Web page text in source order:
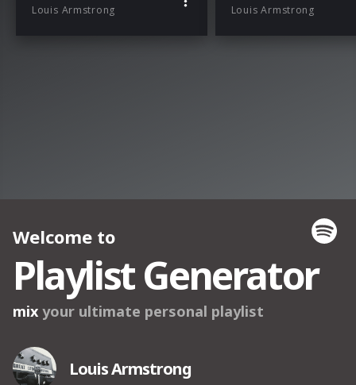
Louis Armstrong Louis Armstrong